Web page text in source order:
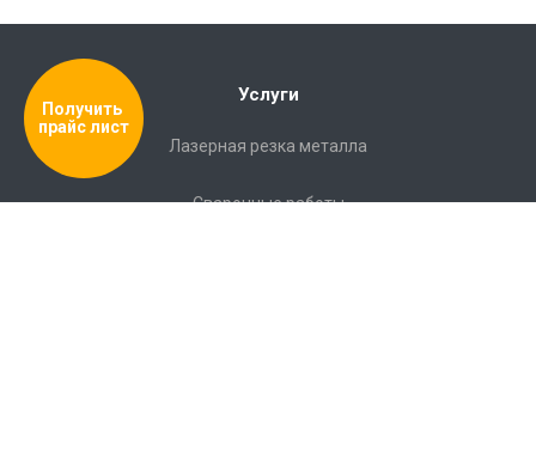
Услуги
Лазерная резка металла
Сварочные работы
Получить
прайс лист